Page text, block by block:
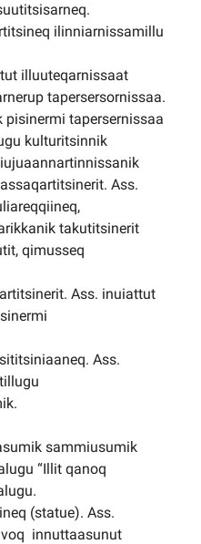
ilinniarnissamillu
illuuteqarnissaat
tapersersornissaa.
tapersernissaa
kulturitsinnik
Ass.
takutitsinerit
qimusseq
Ass. inuiattut
Ass.
sammiusumik
“Illit qanoq
(statue). Ass.
innuttaasunut